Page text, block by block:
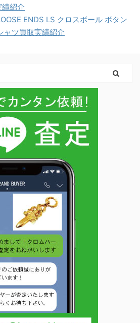
紹介
ENDS LS クロスボール ボタン
ャツ買取実績紹介